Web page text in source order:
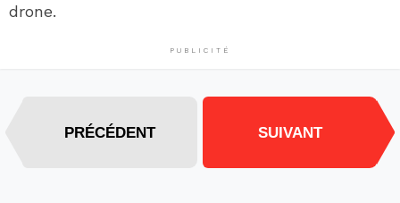
drone.
PUBLICITÉ
PRÉCÉDENT SUIVANT